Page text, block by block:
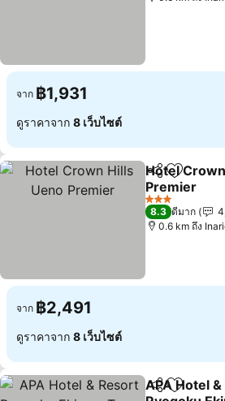
จาก ฿1,931
ดูราคาจาก 8 เว็บไซต์
แชร์ เพิ่มในร
Hotel
Premier
3 ดาว
8.3 ดีมาก
0.6 km ถึง
จาก ฿2,491
ดูราคาจาก 8 เว็บไซต์
แชร์ เพิ่มในร
APA Hotel